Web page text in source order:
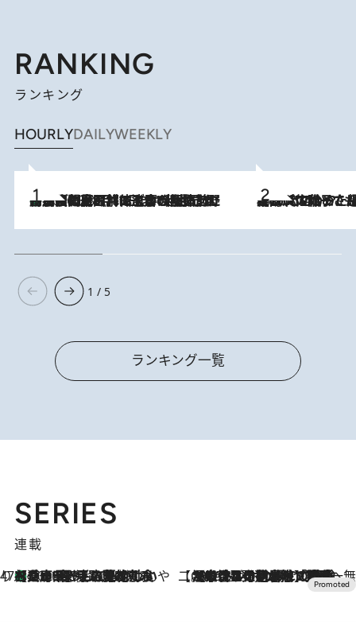
RANKING
ランキング
HOURLYDAILYWEEKLY
2026.8.8
「最後に見られてよかった」上野動物園の東園パンダ舎が解体前に特別公開。8月16日まで延長されたパネル展と共に辿る“半世紀”のパンダ飼育《解体工事の図面あり》 2026.8.5
【阿川佐和子さんの年とる力】なぜ70代で始めた趣味は“こんなに楽しい”のか？ ピアノ、俳句…スランプに陥っても続けられる“ある秘訣”とは
1 / 5
ランキング一覧
SERIES
連載
47都道府県の手みやげ ひんやりスイーツで夏を満喫
2026.8.8
【兵庫県】この夏絶対食べたい 冷やしておいしいおやつ3選 淡路島の恵みをジェラートに集約 【CREA×星野リゾート】唯一無二。癒しと発見が待つ場所へ
2026.8.7
【トンボの足水浴】ヒノキの香りに包まれて涼感マックス！約13℃の湧水かけ流しを避暑地「星野温泉 トンボの湯」で体験